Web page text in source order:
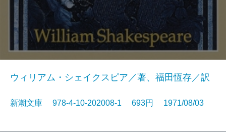
ウィリアム・シェイクスピア／著、福田恆存／訳
新潮文庫 978-4-10-202008-1 693円 1971/08/03